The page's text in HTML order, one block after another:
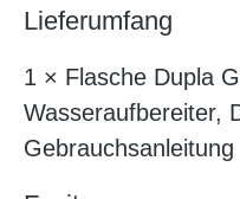
Lieferumfang
1 × Flasche Dupla
Wasseraufbereiter,
Gebrauchsanleitung